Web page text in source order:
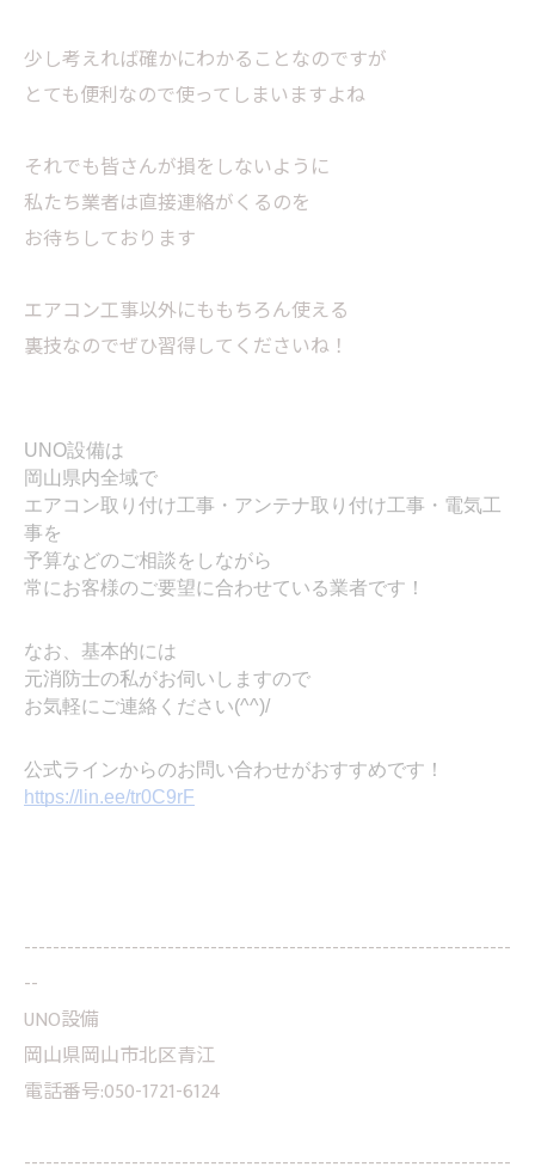
少し考えれば確かにわかることなのですが
とても便利なので使ってしまいますよね
それでも皆さんが損をしないように
私たち業者は直接連絡がくるのを
お待ちしております
エアコン工事以外にももちろん使える
裏技なのでぜひ習得してくださいね！
UNO設備は
岡山県内全域で
エアコン取り付け工事・アンテナ取り付け工事・電気工
事を
予算などのご相談をしながら
常にお客様のご要望に合わせている業者です！
なお、基本的には
元消防士の私がお伺いしますので
お気軽にご連絡ください(^^)/
公式ラインからのお問い合わせがおすすめです！
https://lin.ee/tr0C9rF
--------------------------------------------------------------------
--
UNO設備
岡山県岡山市北区青江
電話番号:050-1721-6124
--------------------------------------------------------------------